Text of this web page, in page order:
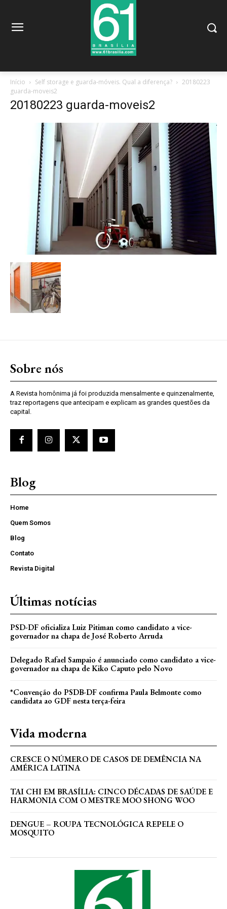
Início Self storage e guarda-móveis. Qual a diferença?
20180223
guarda-moveis2
20180223 guarda-moveis2
Sobre nós
A Revista homônima já foi produzida mensalmente e quinzenalmente,
traz reportagens que antecipam e explicam as grandes questões da
capital.
Blog
Home
Quem Somos
Blog
Contato
Revista Digital
Últimas notícias
PSD-DF oficializa Luiz Pitiman como candidato a vice-
governador na chapa de José Roberto Arruda
Delegado Rafael Sampaio é anunciado como candidato a vice-
governador na chapa de Kiko Caputo pelo Novo
*Convenção do PSDB-DF confirma Paula Belmonte como
candidata ao GDF nesta terça-feira
Vida moderna
CRESCE O NÚMERO DE CASOS DE DEMÊNCIA NA
AMÉRICA LATINA
TAI CHI EM BRASÍLIA: CINCO DÉCADAS DE SAÚDE E
HARMONIA COM O MESTRE MOO SHONG WOO
DENGUE – ROUPA TECNOLÓGICA REPELE O
MOSQUITO